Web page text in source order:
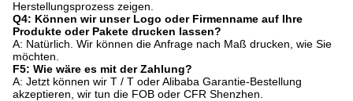
Herstellungsprozess zeigen.
Q4: Können wir unser Logo oder Firmenname auf Ihre
Produkte oder Pakete drucken lassen?
A: Natürlich. Wir können die Anfrage nach Maß drucken, wie Sie
möchten.
F5: Wie wäre es mit der Zahlung?
A: Jetzt können wir T / T oder Alibaba Garantie-Bestellung
akzeptieren, wir tun die FOB oder CFR Shenzhen.